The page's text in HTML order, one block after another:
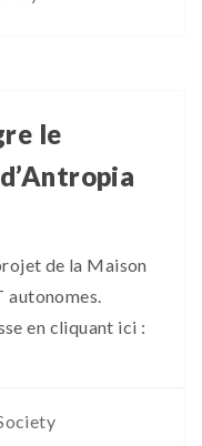
le
de la Maison
autonomes.
en cliquant ici :